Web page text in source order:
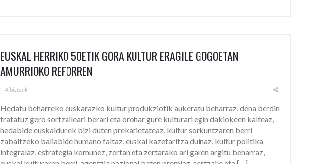
EUSKAL HERRIKO 50ETIK GORA KULTUR ERAGILE GOGOETAN
AMURRIOKO REFORREN
| Albisteak
Hedatu beharreko euskarazko kultur produkziotik aukeratu beharraz, dena berdin
tratatuz gero sortzaileari berari eta orohar gure kulturari egin dakiokeen kalteaz,
hedabide euskaldunek bizi duten prekarietateaz, kultur sorkuntzaren berri
zabaltzeko baliabide humano faltaz, euskal kazetaritza duinaz, kultur politika
integralaz, estrategia komunez, zertan eta zertarako ari garen argitu beharraz,